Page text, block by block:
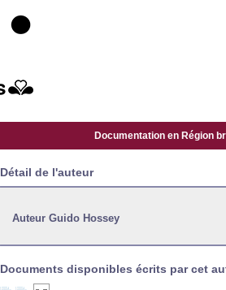
Documentation en Région
Détail de l'auteur
Auteur Guido Hossey
Documents disponibles écrits par cet